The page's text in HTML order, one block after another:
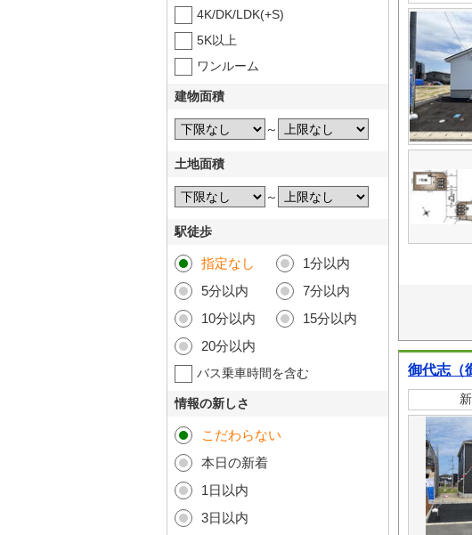
御代志（
4K/DK/LDK(+S)
5K以上
ワンルーム
建物面積
～
土地面積
～
駅徒歩
指定なし
1分以内
5分以内
7分以内
10分以内
15分以内
20分以内
バス乗車時間を含む
情報の新しさ
こだわらない
本日の新着
1日以内
3日以内